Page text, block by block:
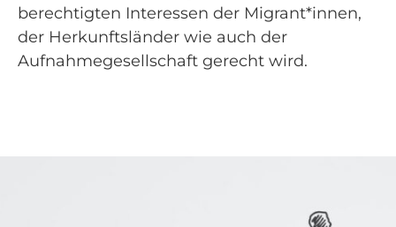
berechtigten Interessen der Migrant*innen,
der Herkunftsländer wie auch der
Aufnahmegesellschaft gerecht wird.